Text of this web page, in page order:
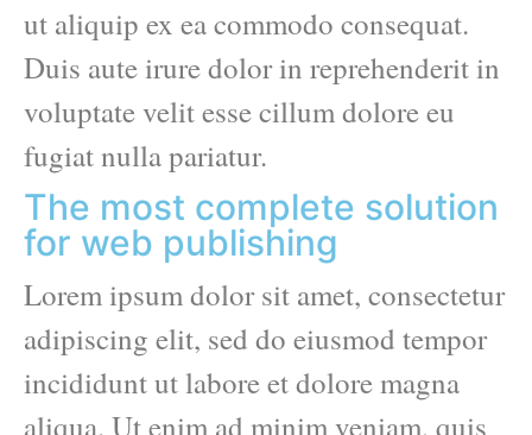
ut aliquip ex ea commodo consequat.
Duis aute irure dolor in reprehenderit in
voluptate velit esse cillum dolore eu
fugiat nulla pariatur.
The most complete solution
for web publishing
Lorem ipsum dolor sit amet, consectetur
adipiscing elit, sed do eiusmod tempor
incididunt ut labore et dolore magna
aliqua. Ut enim ad minim veniam, quis